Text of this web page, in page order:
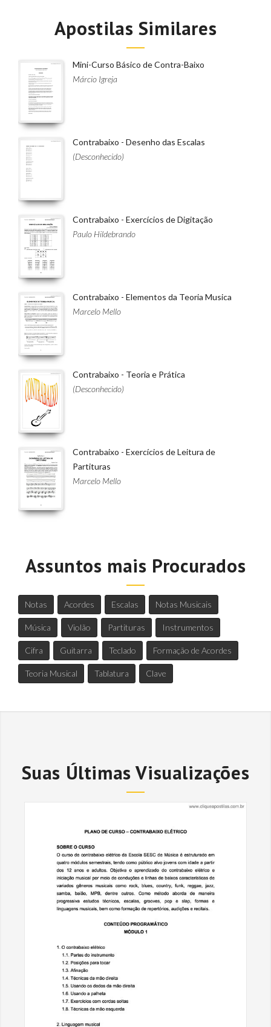
Apostilas Similares
Mini-Curso Básico de Contra-Baixo
Márcio Igreja
Contrabaixo - Desenho das Escalas
(Desconhecido)
Contrabaixo - Exercícios de Digitação
Paulo Hildebrando
Contrabaixo - Elementos da Teoria Musica
Marcelo Mello
Contrabaixo - Teoria e Prática
(Desconhecido)
Contrabaixo - Exercícios de Leitura de
Partituras
Marcelo Mello
Assuntos mais Procurados
Notas Acordes Escalas Notas Musicais
Música Violão Partituras Instrumentos
Cifra Guitarra Teclado Formação de Acordes
Teoria Musical Tablatura Clave
Suas Últimas Visualizações